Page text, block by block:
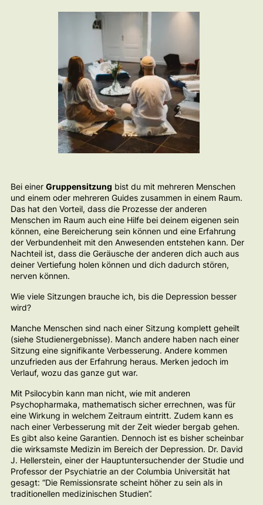
Bei einer Gruppensitzung bist du mit mehreren Menschen
und einem oder mehreren Guides zusammen in einem Raum.
Das hat den Vorteil, dass die Prozesse der anderen
Menschen im Raum auch eine Hilfe bei deinem eigenen sein
können, eine Bereicherung sein können und eine Erfahrung
der Verbundenheit mit den Anwesenden entstehen kann. Der
Nachteil ist, dass die Geräusche der anderen dich auch aus
deiner Vertiefung holen können und dich dadurch stören,
nerven können.
Wie viele Sitzungen brauche ich, bis die Depression besser
wird?
Manche Menschen sind nach einer Sitzung komplett geheilt
(siehe Studienergebnisse). Manch andere haben nach einer
Sitzung eine signifikante Verbesserung. Andere kommen
unzufrieden aus der Erfahrung heraus. Merken jedoch im
Verlauf, wozu das ganze gut war.
Mit Psilocybin kann man nicht, wie mit anderen
Psychopharmaka, mathematisch sicher errechnen, was für
eine Wirkung in welchem Zeitraum eintritt. Zudem kann es
nach einer Verbesserung mit der Zeit wieder bergab gehen.
Es gibt also keine Garantien. Dennoch ist es bisher scheinbar
die wirksamste Medizin im Bereich der Depression. Dr. David
J. Hellerstein, einer der Hauptuntersuchender der Studie und
Professor der Psychiatrie an der Columbia Universität hat
gesagt: “Die Remissionsrate scheint höher zu sein als in
traditionellen medizinischen Studien”.